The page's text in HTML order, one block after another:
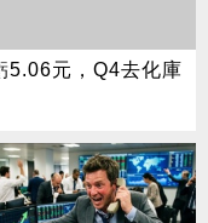
5.06元，Q4去化庫